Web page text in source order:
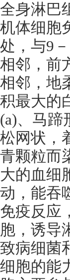
全身淋巴
机体细胞
处，与9 －
相邻，前
相邻，地
积最大的
(a)、马蹄
松网状，
青颗粒而
大的血细
动，能吞
免疫反应
胞，诱导
致病细菌
细胞的能